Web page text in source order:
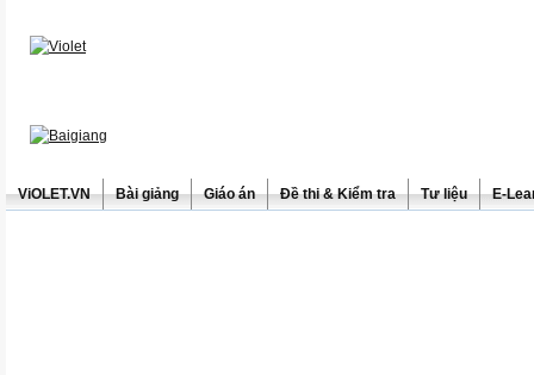
ViOLET.VN Bài giảng Giáo án Đề thi & Kiểm tra Tư liệu E-